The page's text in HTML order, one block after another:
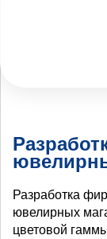
Разработка
ювелирных
цветовой